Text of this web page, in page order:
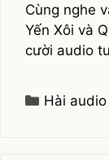
Cùng nghe
Yến Xôi và
cười audio
Categories
Hài audio